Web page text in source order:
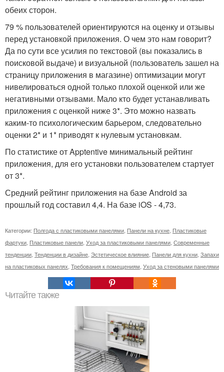
обеих сторон.
79 % пользователей ориентируются на оценку и отзывы
перед установкой приложения. О чем это нам говорит?
Да по сути все усилия по текстовой (вы показались в
поисковой выдаче) и визуальной (пользователь зашел на
страницу приложения в магазине) оптимизации могут
нивелироваться одной только плохой оценкой или же
негативными отзывами. Мало кто будет устанавливать
приложения с оценкой ниже 3*. Это можно назвать
каким-то психологическим барьером, следовательно
оценки 2* и 1* приводят к нулевым установкам.
По статистике от Apptentive минимальный рейтинг
приложения, для его установки пользователем стартует
от 3*.
Средний рейтинг приложения на базе Android за
прошлый год составил 4,4. На базе iOS - 4,73.
Категории: Полгода с пластиковыми панелями Панели на кухне Пластиковые
фартуки Пластиковые панели Уход за пластиковыми панелями Современные
тенденции Тенденции в дизайне Эстетическое влияние Панели для кухни Запахи
на пластиковых панелях Требования к помещениям Уход за стеновыми панелями
Читайте также